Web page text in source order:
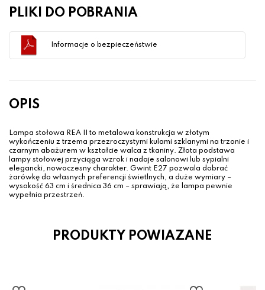
PLIKI DO POBRANIA
Informacje o bezpieczeństwie
OPIS
Lampa stołowa REA II to metalowa konstrukcja w złotym
wykończeniu z trzema przezroczystymi kulami szklanymi na trzonie i
czarnym abażurem w kształcie walca z tkaniny. Złota podstawa
lampy stołowej przyciąga wzrok i nadaje salonowi lub sypialni
elegancki, nowoczesny charakter. Gwint E27 pozwala dobrać
żarówkę do własnych preferencji świetlnych, a duże wymiary –
wysokość 63 cm i średnica 36 cm – sprawiają, że lampa pewnie
wypełnia przestrzeń.
PRODUKTY POWIAZANE